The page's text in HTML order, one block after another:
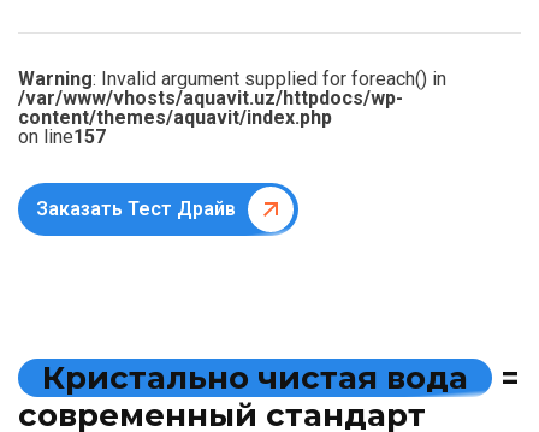
Warning: Invalid argument supplied for foreach() in
/var/www/vhosts/aquavit.uz/httpdocs/wp-
content/themes/aquavit/index.php
on line157
Заказать Тест Драйв
Кристально чистая вода
=
современный стандарт